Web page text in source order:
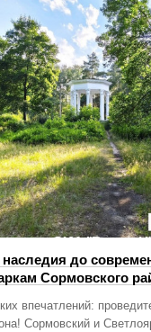
наследия до
Сормовского
впечатлений:
Сормовский и